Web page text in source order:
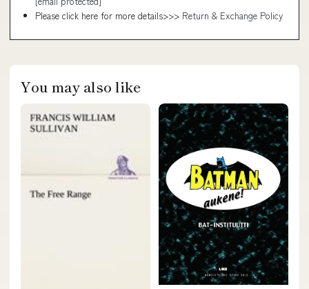
Please click here for more details>>> Return & Exchange Policy
You may also like